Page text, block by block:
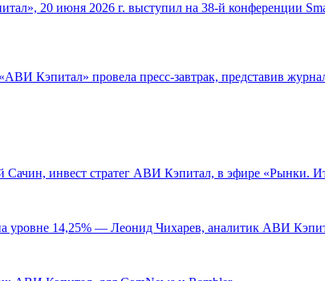
20 июня 2026 г. выступил на 38-й конференции
Кэпитал» провела пресс-завтрак, представив
Сачин, инвест стратег АВИ Кэпитал, в эфире «Рынки.
уровне 14,25% — Леонид Чихарев, аналитик АВИ